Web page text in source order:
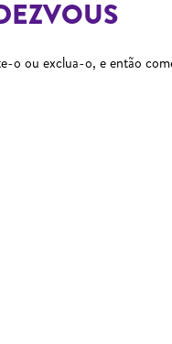
o ou exclua-o, e então